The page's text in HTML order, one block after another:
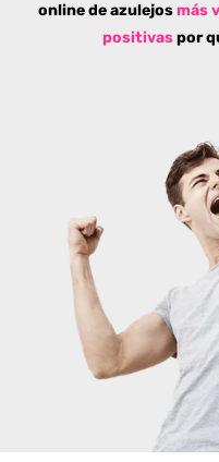
online de azulejos más
positivaspor